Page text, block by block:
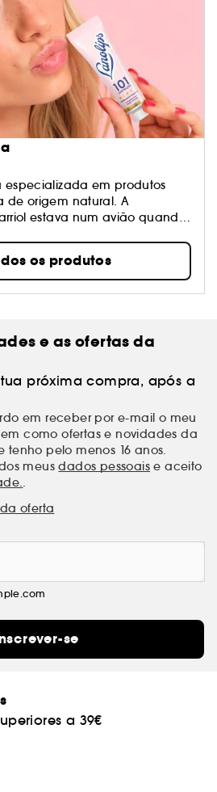
em produtos
de origem natural. A
estava num avião quando
protetor labial. Ela decidiu
Lanolips. A marca
para as mãos, lábios e
macia e hidratada.
os produtos
e as ofertas da
tua próxima compra, após a
em receber por e-mail o meu
como ofertas e novidades da
tenho pelo menos 16 anos.
meusdados pessoais e aceito
.
oferta
se
a 39€